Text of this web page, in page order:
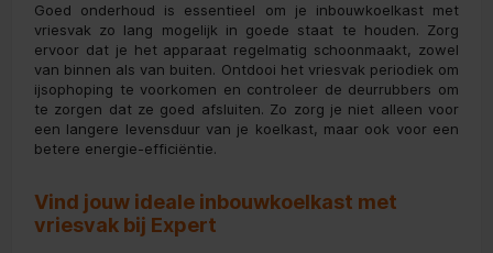
Goed onderhoud is essentieel om je inbouwkoelkast met
vriesvak zo lang mogelijk in goede staat te houden. Zorg
ervoor dat je het apparaat regelmatig schoonmaakt, zowel
van binnen als van buiten. Ontdooi het vriesvak periodiek om
ijsophoping te voorkomen en controleer de deurrubbers om
te zorgen dat ze goed afsluiten. Zo zorg je niet alleen voor
een langere levensduur van je koelkast, maar ook voor een
betere energie-efficiëntie.
Vind jouw ideale inbouwkoelkast met
vriesvak bij Expert